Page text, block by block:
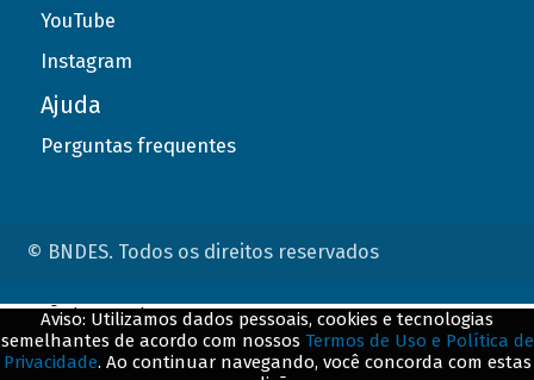
YouTube
Instagram
Ajuda
Perguntas frequentes
© BNDES. Todos os direitos reservados
Aviso: Utilizamos dados pessoais, cookies e tecnologias
semelhantes de acordo com nossos Termos de Uso e Política de
Privacidade. Ao continuar navegando, você concorda com estas
ConteÃºdo complementar
${title}${badge}